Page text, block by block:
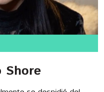
Shore